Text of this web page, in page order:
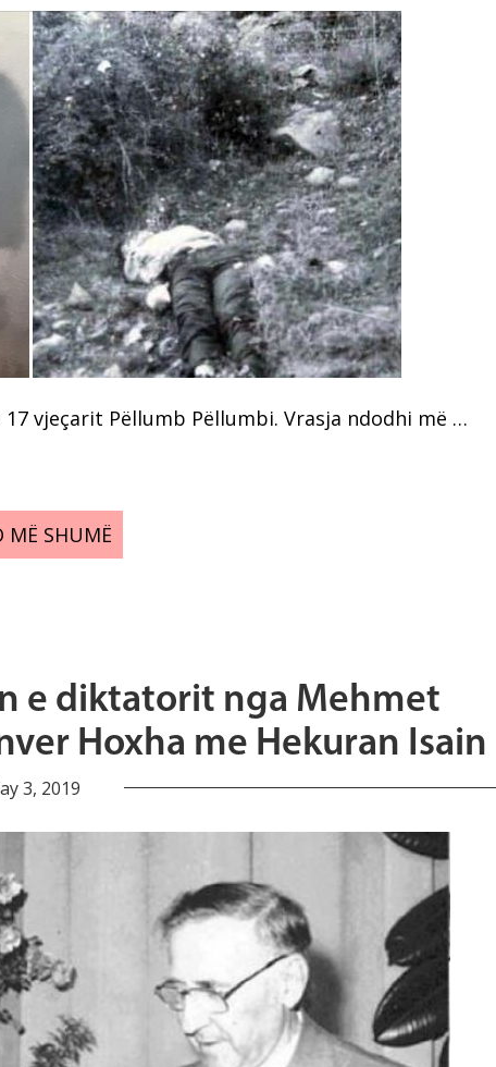
vjeçarit Pëllumb Pëllumbi. Vrasja ndodhi më …
MË SHUMË
e diktatorit nga Mehmet
Hoxha me Hekuran Isain
3, 2019